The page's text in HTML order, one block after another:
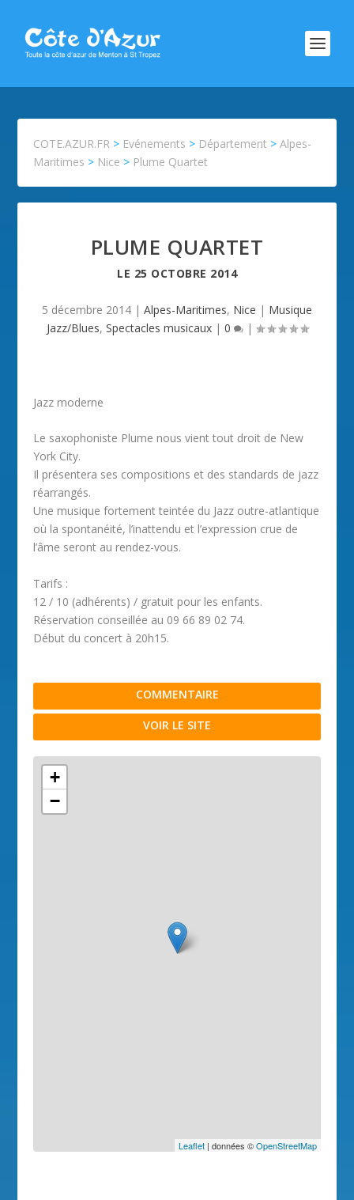
COTE.AZUR.FR > Evénements > Département >Alpes-
Maritimes > Nice > Plume Quartet
PLUME QUARTET
LE 25 OCTOBRE 2014
5 décembre 2014 | Alpes-Maritimes, Nice | Musique
Jazz/Blues, Spectacles musicaux| 0 |
Jazz moderne
Le saxophoniste Plume nous vient tout droit de New
York City.
Il présentera ses compositions et des standards de jazz
réarrangés.
Une musique fortement teintée du Jazz outre-atlantique
où la spontanéité, l’inattendu et l’expression crue de
l’âme seront au rendez-vous.
Tarifs :
12 / 10 (adhérents) / gratuit pour les enfants.
Réservation conseillée au 09 66 89 02 74.
Début du concert à 20h15.
COMMENTAIRE
VOIR LE SITE
+
−
Leaflet| données ©OpenStreetMap